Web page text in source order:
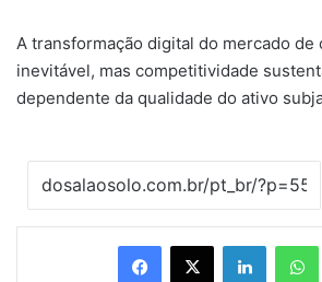
A transformação digital do mercado de
inevitável, mas competitividade
dependente da qualidade do ativo
Facebook
X Linkedin